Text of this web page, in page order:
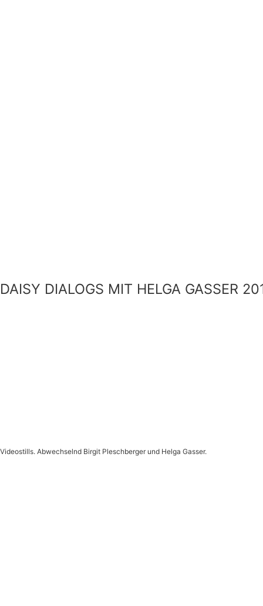
DAISY DIALOGS MIT HELGA GASSER
Videostills. Abwechselnd Birgit Pleschberger und Helga Gasser.